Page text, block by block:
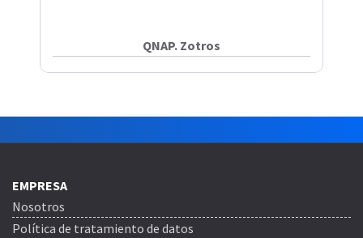
QNAP. Zotros
EMPRESA
Nosotros
Política de tratamiento de datos